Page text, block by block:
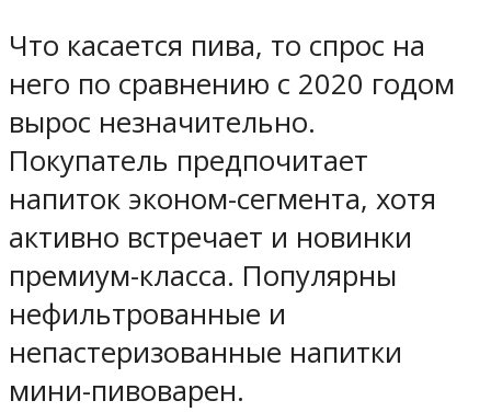
Что касается пива, то спрос на
него по сравнению с 2020 годом
вырос незначительно.
Покупатель предпочитает
напиток эконом-сегмента, хотя
активно встречает и новинки
премиум-класса. Популярны
нефильтрованные и
непастеризованные напитки
мини-пивоварен.